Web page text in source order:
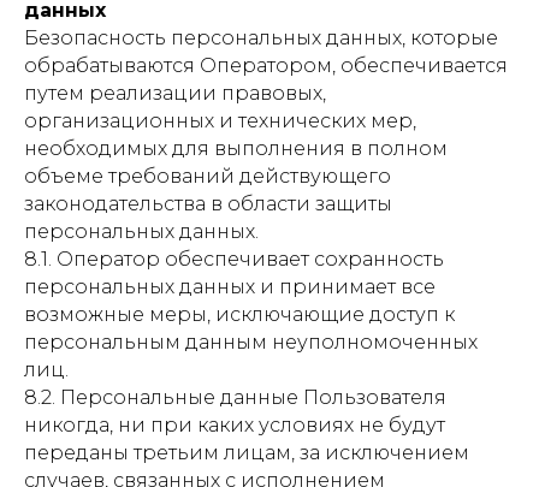
данных
Безопасность персональных данных, которые
обрабатываются Оператором, обеспечивается
путем реализации правовых,
организационных и технических мер,
необходимых для выполнения в полном
объеме требований действующего
законодательства в области защиты
персональных данных.
8.1. Оператор обеспечивает сохранность
персональных данных и принимает все
возможные меры, исключающие доступ к
персональным данным неуполномоченных
лиц.
8.2. Персональные данные Пользователя
никогда, ни при каких условиях не будут
переданы третьим лицам, за исключением
случаев, связанных с исполнением